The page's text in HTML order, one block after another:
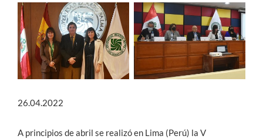
English
26.04.2022
A principios de abril se realizó en Lima (Perú) la V